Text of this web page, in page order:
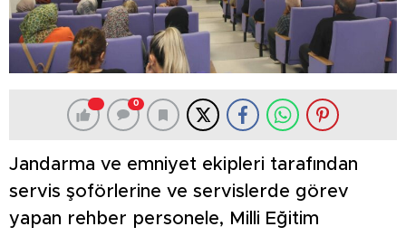
0
Jandarma ve emniyet ekipleri tarafından
servis şoförlerine ve servislerde görev
yapan rehber personele, Milli Eğitim